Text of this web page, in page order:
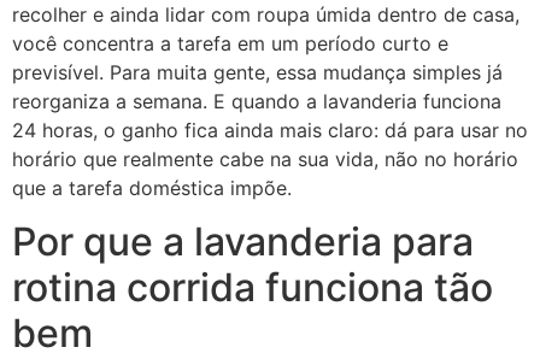
recolher e ainda lidar com roupa úmida dentro de casa,
você concentra a tarefa em um período curto e
previsível. Para muita gente, essa mudança simples já
reorganiza a semana. E quando a lavanderia funciona
24 horas, o ganho fica ainda mais claro: dá para usar no
horário que realmente cabe na sua vida, não no horário
que a tarefa doméstica impõe.
Por que a lavanderia para
rotina corrida funciona tão
bem